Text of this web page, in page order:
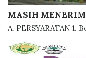
MASIH
A. PERSYARATAN 1.